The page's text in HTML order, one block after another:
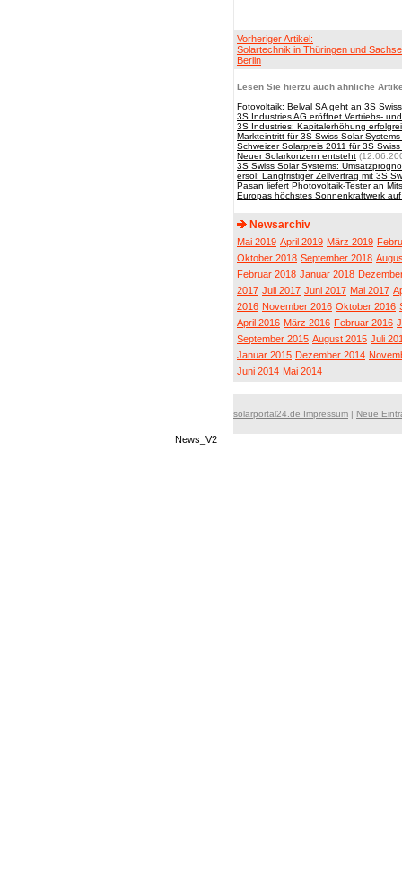
Vorheriger Artikel:
Solartechnik in Thüringen und
Berlin
Lesen Sie hierzu auch ähnliche
Fotovoltaik: Belval SA geht an 3S
3S Industries AG eröffnet Vertriebs-
3S Industries: Kapitalerhöhung
Markteintritt für 3S Swiss Solar
Schweizer Solarpreis 2011 für 3S
Neuer Solarkonzern entsteht
3S Swiss Solar Systems:
ersol: Langfristiger Zellvertrag mit 3S
Pasan liefert Photovoltaik-Tester an
Europas höchstes Sonnenkraftwerk
Newsarchiv
Mai 2019 April 2019 März 2019
Oktober 2018 September 2018
Februar 2018 Januar 2018
2017 Juli 2017 Juni 2017 Mai 2017
2016 November 2016 Oktober 2016
April 2016 März 2016 Februar 2016
September 2015 August 2015 Juli
Januar 2015 Dezember 2014
Juni 2014 Mai 2014
solarportal24.de Impressum | Neue
News_V2